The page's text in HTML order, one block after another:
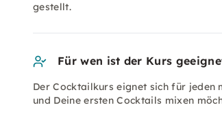
gestellt.
Für wen ist der Kurs
Der Cocktailkurs eignet sich für
und Deine ersten Cocktails mixen